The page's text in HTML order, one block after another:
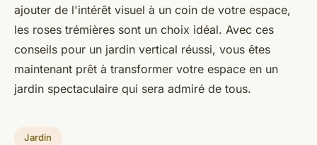
ajouter de l'intérêt visuel à un coin de votre espace,
les roses trémières sont un choix idéal. Avec ces
conseils pour un jardin vertical réussi, vous êtes
maintenant prêt à transformer votre espace en un
jardin spectaculaire qui sera admiré de tous.
Jardin